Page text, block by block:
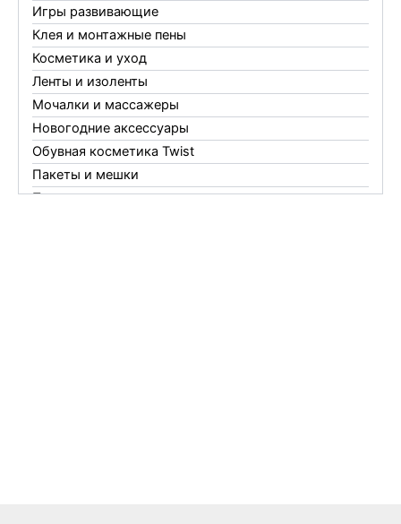
Игры развивающие
Клея и монтажные пены
Косметика и уход
Ленты и изоленты
Мочалки и массажеры
Новогодние аксессуары
Обувная косметика Twist
Пакеты и мешки
Перчатки